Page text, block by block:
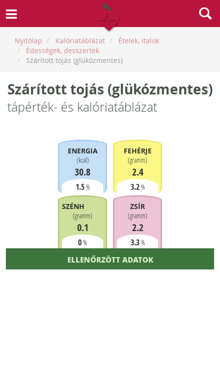
Nyitólap Kalóriatáblázat
Ételek, italok
Édességek, desszertek
Szárított tojás (glükózmentes)
Szárított tojás (glükózmentes)
tápérték- és kalóriatáblázat
ENERGIA
(kcal)
30.8
1.5%
FEHÉRJE
(gramm)
2.4
3.2%
SZÉNHIDRÁT
(gramm)
0.1
0%
ZSÍR
(gramm)
2.2
3.3%
ELLENŐRZÖTT ADATOK